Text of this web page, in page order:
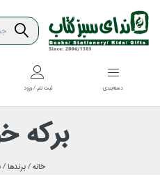
دسته‌بندي ثبت نام / ورود
بركه
خانه /برندها /